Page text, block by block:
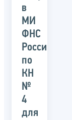
в
МИ
ФНС
России
по
КН
№
4
для